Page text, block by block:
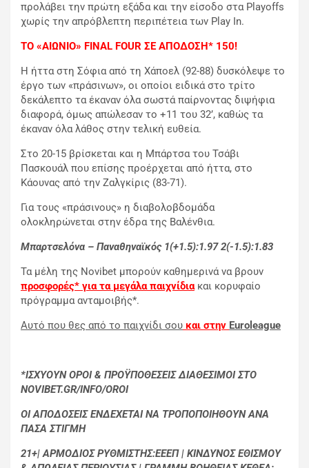
προλάβει την πρώτη εξάδα και την είσοδο στα Playoffs
χωρίς την απρόβλεπτη περιπέτεια των Play In.
ΤΟ «ΑΙΩΝΙΟ» FINAL FOUR ΣΕ ΑΠΟΔΟΣΗ* 150!
Η ήττα στη Σόφια από τη Χάποελ (92-88) δυσκόλεψε το
έργο των «πράσινων», οι οποίοι ειδικά στο τρίτο
δεκάλεπτο τα έκαναν όλα σωστά παίρνοντας διψήφια
διαφορά, όμως απώλεσαν το +11 του 32’, καθώς τα
έκαναν όλα λάθος στην τελική ευθεία.
Στο 20-15 βρίσκεται και η Μπάρτσα του Τσάβι
Πασκουάλ που επίσης προέρχεται από ήττα, στο
Κάουνας από την Ζαλγκίρις (83-71).
Για τους «πράσινους» η διαβολοβδομάδα
ολοκληρώνεται στην έδρα της Βαλένθια.
Μπαρτσελόνα – Παναθηναϊκός 1(+1.5):1.97 2(-1.5):1.83
Τα μέλη της Novibet μπορούν καθημερινά να βρουν
προσφορές* για τα μεγάλα παιχνίδιακαι κορυφαίο
πρόγραμμα ανταμοιβής*.
Αυτό που θες από το παιχνίδι σου και στην Euroleague
*ΙΣΧΥΟΥΝ ΟΡΟΙ & ΠΡΟΫΠΟΘΕΣΕΙΣ ΔΙΑΘΕΣΙΜΟΙ ΣΤΟ
NOVIBET.GR/INFO/OROI
ΟΙ ΑΠΟΔΟΣΕΙΣ ΕΝΔΕΧΕΤΑΙ ΝΑ ΤΡΟΠΟΠΟΙΗΘΟΥΝ ΑΝΑ
ΠΑΣΑ ΣΤΙΓΜΗ
21+| ΑΡΜΟΔΙΟΣ ΡΥΘΜΙΣΤΗΣ:ΕΕΕΠ | ΚΙΝΔΥΝΟΣ ΕΘΙΣΜΟΥ